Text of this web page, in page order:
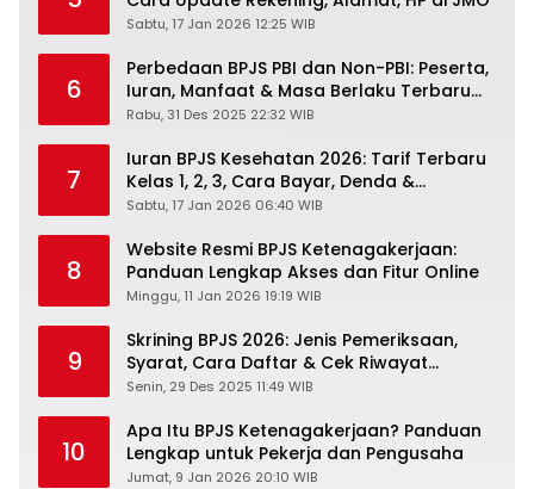
Sabtu, 17 Jan 2026 12:25 WIB
6
Perbedaan BPJS PBI dan Non-PBI: Peserta,
Iuran, Manfaat & Masa Berlaku Terbaru
2026
Rabu, 31 Des 2025 22:32 WIB
7
Iuran BPJS Kesehatan 2026: Tarif Terbaru
Kelas 1, 2, 3, Cara Bayar, Denda &
Panduan Lengkap Peserta JKN-KIS
Sabtu, 17 Jan 2026 06:40 WIB
8
Website Resmi BPJS Ketenagakerjaan:
Panduan Lengkap Akses dan Fitur Online
Minggu, 11 Jan 2026 19:19 WIB
9
Skrining BPJS 2026: Jenis Pemeriksaan,
Syarat, Cara Daftar & Cek Riwayat
Kesehatan Gratis
Senin, 29 Des 2025 11:49 WIB
10
Apa Itu BPJS Ketenagakerjaan? Panduan
Lengkap untuk Pekerja dan Pengusaha
Jumat, 9 Jan 2026 20:10 WIB